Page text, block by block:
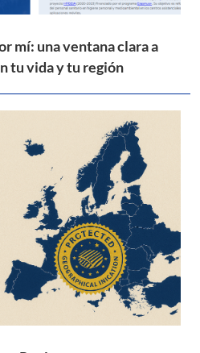
mí: una ventana clara a
tu vida y tu región